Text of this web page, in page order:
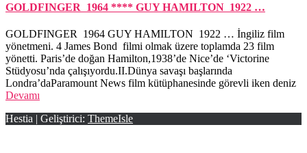
GOLDFINGER 1964 **** GUY HAMILTON 1922 …
GOLDFINGER 1964 GUY HAMILTON 1922 … İngiliz film
yönetmeni. 4 James Bond filmi olmak üzere toplamda 23 film
yönetti. Paris’de doğan Hamilton,1938’de Nice’de ‘Victorine
Stüdyosu’nda çalışıyordu.II.Dünya savaşı başlarında
Londra’daParamount News film kütüphanesinde görevli iken deniz
Devamı
Hestia | Geliştirici: ThemeIsle